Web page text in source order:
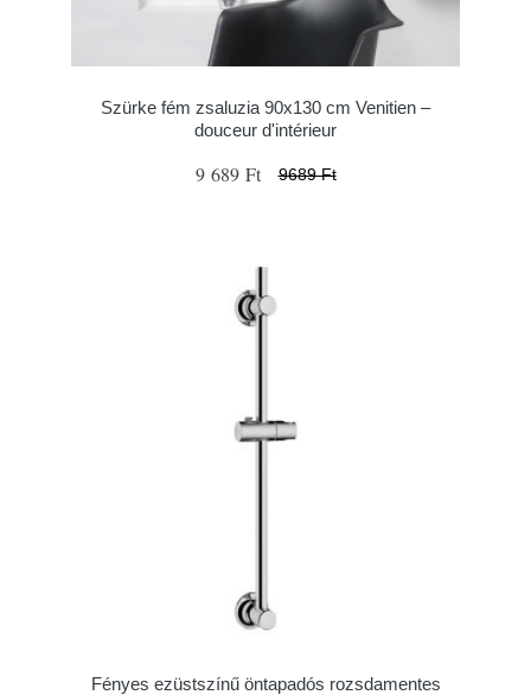
Szürke fém zsaluzia 90x130 cm Venitien –
douceur d'intérieur
9 689 Ft 9689 Ft
Fényes ezüstszínű öntapadós rozsdamentes